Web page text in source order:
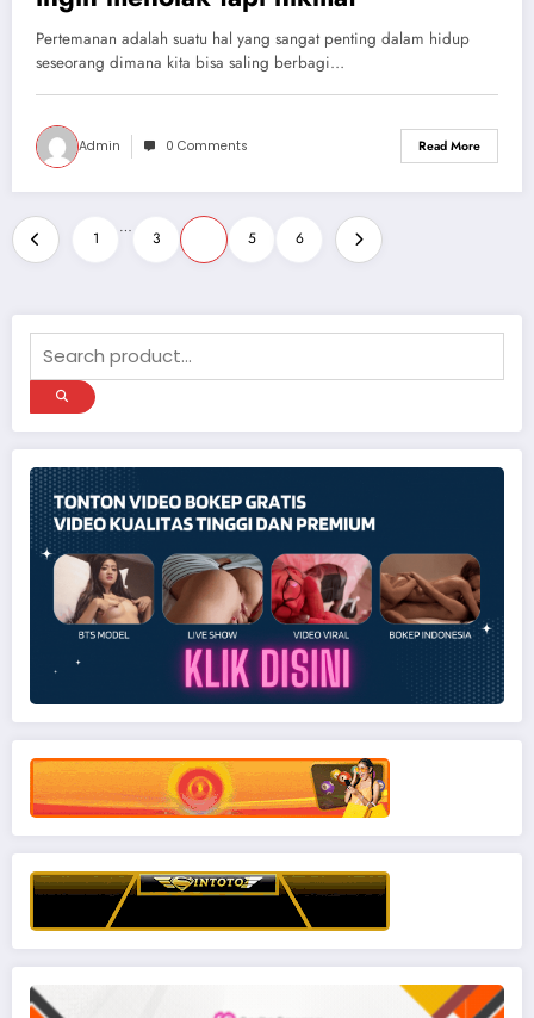
Pertemanan adalah suatu hal yang sangat penting dalam hidup
seseorang dimana kita bisa saling berbagi…
Admin 0 Comments Read More
Paginasi
pos
1
…
3 5 6